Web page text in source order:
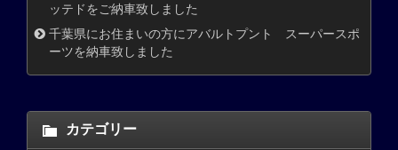
ッテドをご納車致しました
千葉県にお住まいの方にアバルトプント スーパースポ
ーツを納車致しました
カテゴリー